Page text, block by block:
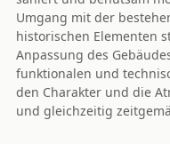
Umgang mit der
historischen Elementen
Anpassung des
funktionalen und
den Charakter und die
und gleichzeitig